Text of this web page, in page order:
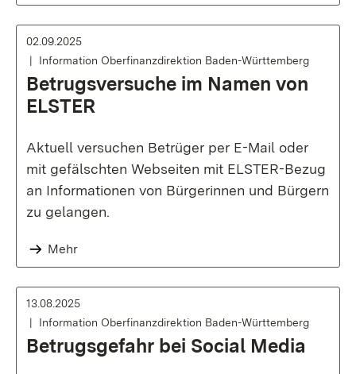
02.09.2025
Information Oberfinanzdirektion Baden-Württemberg
Betrugsversuche im Namen von
ELSTER
Aktuell versuchen Betrüger per E-Mail oder
mit gefälschten Webseiten mit ELSTER-Bezug
an Informationen von Bürgerinnen und Bürgern
zu gelangen.
Mehr
13.08.2025
Information Oberfinanzdirektion Baden-Württemberg
Betrugsgefahr bei Social Media